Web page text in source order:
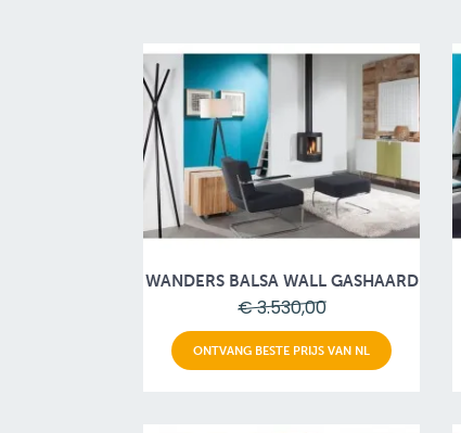
WANDERS BALSA WALL GASHAARD
€ 3.530,00
ONTVANG BESTE PRIJS VAN NL